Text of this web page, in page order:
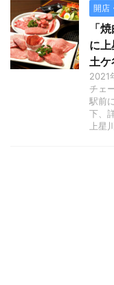
開店
「
に
土ケ
2021
チェ
駅前
下、
上星